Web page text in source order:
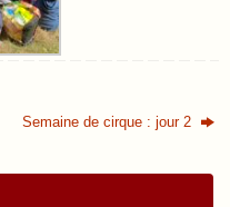
Semaine de cirque : jour 2